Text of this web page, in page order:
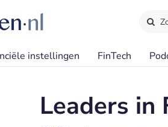
instellingen FinTech
Leaders in